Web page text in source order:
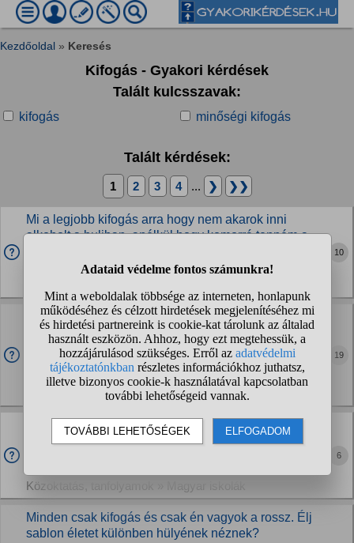
Kezdőoldal » Keresés
Kifogás - Gyakori kérdések
Talált kulcsszavak:
kifogás minőségi kifogás
Talált kérdések:
1 2 3 4 ... ❯ ❯❯
Mi a legjobb kifogás arra hogy nem akarok inni
alkoholt a buliban, anélkül hogy komorrá tenném a
Én józanul érzem jól magam
10
Ha Suzuki SX4-et szeretnék venni, kifogástalan
állapotút, akkor mennyi lehet a reális piaci ára?
Mert a hahun van 500-tól egészen 3 millióig. A kilométer
nem zavar, csk legyen jó. Benzineset szeretnek. Ezek kb 20
éves autók.
Közlekedés » Autók, motorok
19
Kifogásolhatja valaki?
Tanév végén, vagy mondjuk ballagás miatt, egy szaktanár
Közoktatás, tanfolyamok » Magyar iskolák
6
Minden csak kifogás és csak én vagyok a rossz. Élj
sablon életet különben hülyének néznek?